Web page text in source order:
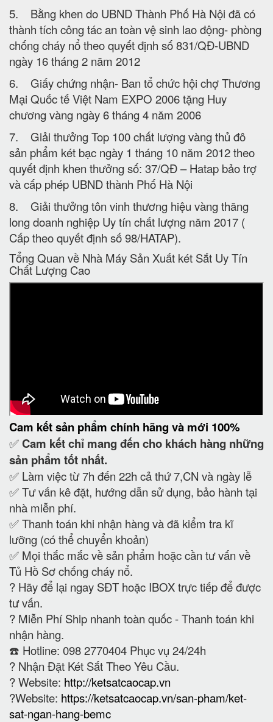
5. Bằng khen do UBND Thành Phố Hà Nội đã có
thành tích công tác an toàn vệ sinh lao động- phòng
chống cháy nổ theo quyết định số 831/QĐ-UBND
ngày 16 tháng 2 năm 2012
6. Giấy chứng nhận- Ban tổ chức hội chợ Thương
Mại Quốc tế Việt Nam EXPO 2006 tặng Huy
chương vàng ngày 6 tháng 4 năm 2006
7. Giải thưởng Top 100 chất lượng vàng thủ đô
sản phẩm két bạc ngày 1 tháng 10 năm 2012 theo
quyết định khen thưởng số: 37/QĐ – Hatap bảo trợ
và cấp phép UBND thành Phố Hà Nội
8. Giải thưởng tôn vinh thương hiệu vàng thăng
long doanh nghiệp Uy tín chất lượng năm 2017 (
Cấp theo quyết định số 98/HATAP).
Tổng Quan về Nhà Máy Sản Xuất két Sắt Uy Tín
Chất Lượng Cao
Cam kếtsản phẩm chính hãng và mới 100%
✅ Cam kếtchỉ mang đến cho khách hàng những
sản phẩm tốt nhất.
✅ Làm việc từ 7h đến 22h cả thứ 7,CN và ngày lễ
✅ Tư vấn kê đặt, hướng dẫn sử dụng, bảo hành tại
nhà miễn phí.
✅ Thanh toán khi nhận hàng và đã kiểm tra kĩ
lưỡng (có thể chuyển khoản)
✅ Mọi thắc mắc về sản phẩm hoặc cần tư vấn về
Tủ Hồ Sơ chống cháy nổ.
? Hãy để lại ngay SĐT hoặc IBOX trực tiếp để được
tư vấn.
? Miễn Phí Ship nhanh toàn quốc - Thanh toán khi
nhận hàng.
☎️ Hotline: 098 2770404 Phục vụ 24/24h
? Nhận Đặt Két Sắt Theo Yêu Cầu.
? Website: http://ketsatcaocap.vn
?Website: https://ketsatcaocap.vn/san-pham/ket-
sat-ngan-hang-bemc